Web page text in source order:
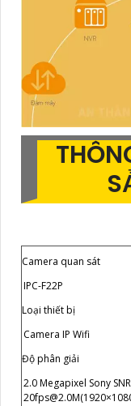
Camera quan sát
IPC-F22P
Loại thiết bị
Camera IP Wifi
Độ phân giải
2.0 Megapixel Sony